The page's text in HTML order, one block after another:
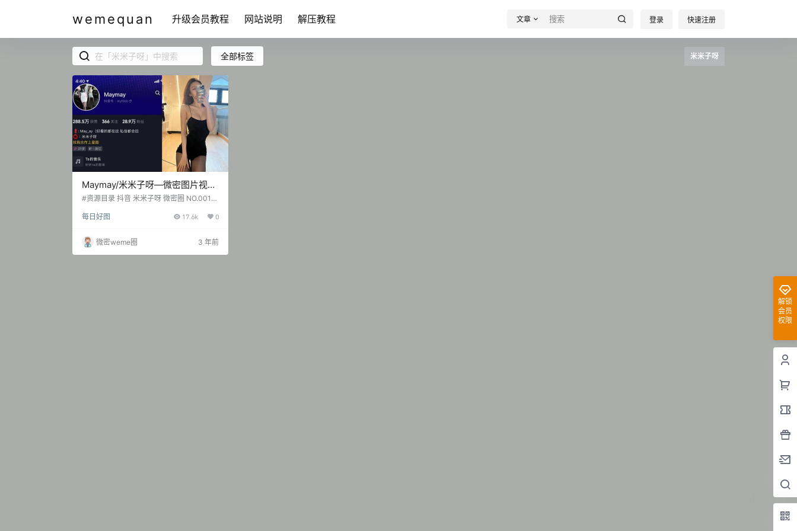
wemequan 升级会员教程 网站说明 解压教程 文章 登录 快速注册
全部标签 米米子呀
Maymay/米米子呀—微密图片视频
合集【持续更新】
#资源目录 抖音 米米子呀 微密圈 NO.001期
期 【30P6V】 抖音 米米子呀 微密圈 NO.0
O.004期 【16P3V】 抖音 米米子呀 微密圈
NO.005期 【1P2V】 抖音 米米子呀 微密圈
NO.006期 【19P1V】 20230805 抖音 米
每日好图 17.6k 0
微密weme圈 3 年前
解锁
会员
权限